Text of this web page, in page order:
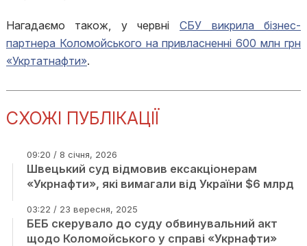
Нагадаємо також, у червніСБУ викрила бізнес-
партнера Коломойського на привласненні 600 млн грн
«Укртатнафти».
СХОЖІ ПУБЛІКАЦІЇ
09:20 / 8 січня, 2026
Швецький cуд відмовив ексакціонерам
«Укрнафти», які вимагали від України $6 млрд
03:22 / 23 вересня, 2025
БЕБ скерувало до суду обвинувальний акт
щодо Коломойського у справі «Укрнафти»